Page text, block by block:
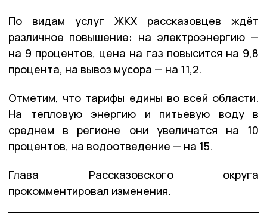
По видам услуг ЖКХ рассказовцев ждёт
различное повышение: на электроэнергию —
на 9 процентов, цена на газ повысится на 9,8
процента, на вывоз мусора — на 11,2.
Отметим, что тарифы едины во всей области.
На тепловую энергию и питьевую воду в
среднем в регионе они увеличатся на 10
процентов, на водоотведение — на 15.
Глава Рассказовского округа
прокомментировал изменения.